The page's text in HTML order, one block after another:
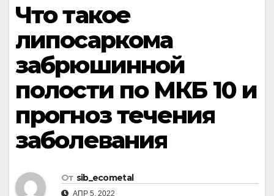
Что такое
липосаркома
забрюшинной
полости по МКБ 10 и
прогноз течения
заболевания
От sib_ecometal
АПР 5, 2022